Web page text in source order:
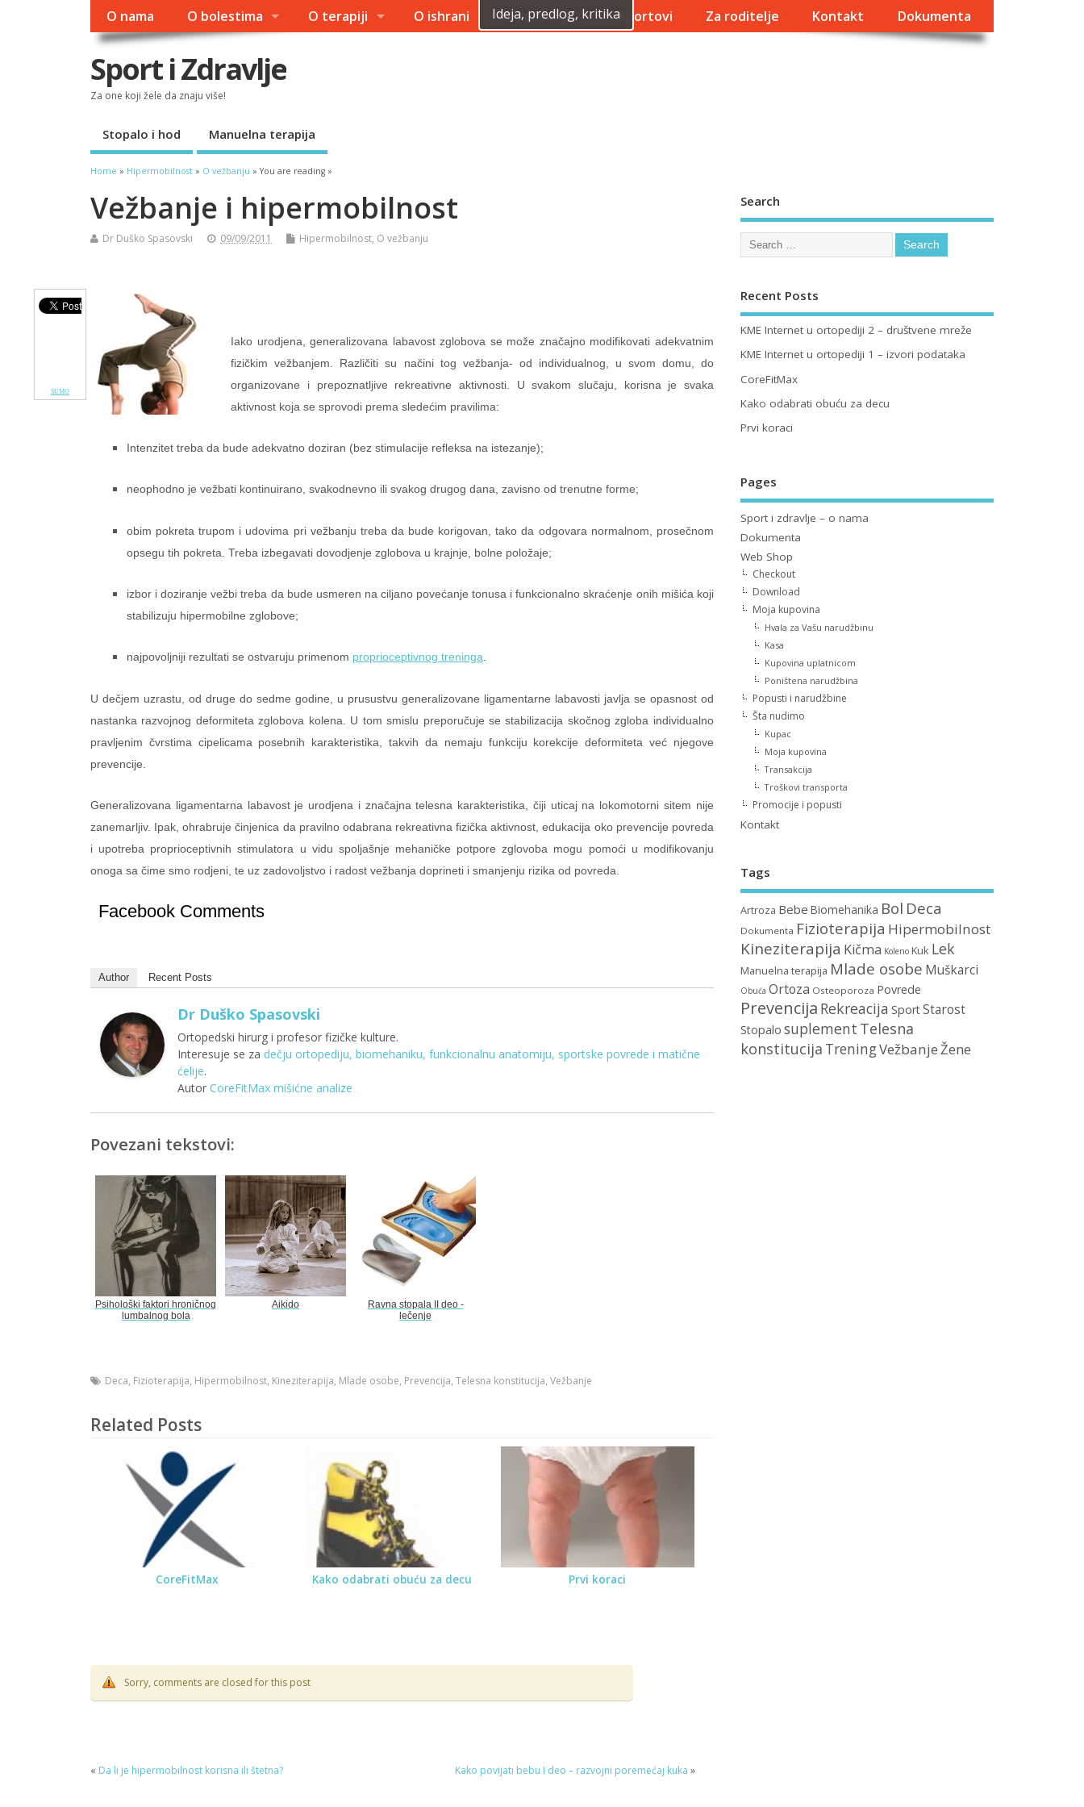
O nama O bolestima O terapiji O ishrani O vežbanju Sportovi Za roditelje Kontakt Dokumenta
Sport i Zdravlje
Za one koji žele da znaju više!
Stopalo i hod Manuelna terapija
Home » Hipermobilnost » O vežbanju » You are reading »
Vežbanje i hipermobilnost
Dr Duško Spasovski 09/09/2011 Hipermobilnost, O vežbanju
SUMO
Iako urodjena, generalizovana labavost zglobova se može značajno modifikovati adekvatnim
fizičkim vežbanjem. Različiti su načini tog vežbanja- od individualnog, u svom domu, do
organizovane i prepoznatljive rekreativne aktivnosti. U svakom slučaju, korisna je svaka
aktivnost koja se sprovodi prema sledećim pravilima:
Intenzitet treba da bude adekvatno doziran (bez stimulacije refleksa na istezanje);
neophodno je vežbati kontinuirano, svakodnevno ili svakog drugog dana, zavisno od trenutne forme;
obim pokreta trupom i udovima pri vežbanju treba da bude korigovan, tako da odgovara normalnom, prosečnom
opsegu tih pokreta. Treba izbegavati dovodjenje zglobova u krajnje, bolne položaje;
izbor i doziranje vežbi treba da bude usmeren na ciljano povećanje tonusa i funkcionalno skraćenje onih mišića koji
stabilizuju hipermobilne zglobove;
najpovoljniji rezultati se ostvaruju primenom proprioceptivnog treninga.
U dečjem uzrastu, od druge do sedme godine, u prusustvu generalizovane ligamentarne labavosti javlja se opasnost od
nastanka razvojnog deformiteta zglobova kolena. U tom smislu preporučuje se stabilizacija skočnog zgloba individualno
pravljenim čvrstima cipelicama posebnih karakteristika, takvih da nemaju funkciju korekcije deformiteta već njegove
prevencije.
Generalizovana ligamentarna labavost je urodjena i značajna telesna karakteristika, čiji uticaj na lokomotorni sitem nije
zanemarljiv. Ipak, ohrabruje činjenica da pravilno odabrana rekreativna fizička aktivnost, edukacija oko prevencije povreda
i upotreba proprioceptivnih stimulatora u vidu spoljašnje mehaničke potpore zglovoba mogu pomoći u modifikovanju
onoga sa čime smo rodjeni, te uz zadovoljstvo i radost vežbanja doprineti i smanjenju rizika od povreda.
Facebook Comments
Author Recent Posts
Dr Duško Spasovski
Ortopedski hirurg i profesor fizičke kulture.
Interesuje se za dečju ortopediju, biomehaniku, funkcionalnu anatomiju, sportske povrede i matične
ćelije.
Autor CoreFitMax mišićne analize
Povezani tekstovi:
Psihološki faktori hroničnog
lumbalnog bola
Aikido
Ravna stopala II deo -
lečenje
Deca, Fizioterapija, Hipermobilnost, Kineziterapija, Mlade osobe, Prevencija, Telesna konstitucija, Vežbanje
Related Posts
CoreFitMax Kako odabrati obuću za decu Prvi koraci
Sorry, comments are closed for this post
« Da li je hipermobilnost korisna ili štetna? Kako povijati bebu I deo – razvojni poremećaj kuka »
Search
Recent Posts
KME Internet u ortopediji 2 – društvene mreže
KME Internet u ortopediji 1 – izvori podataka
CoreFitMax
Kako odabrati obuću za decu
Prvi koraci
Pages
Sport i zdravlje – o nama
Dokumenta
Web Shop
Checkout
Download
Moja kupovina
Hvala za Vašu narudžbinu
Kasa
Kupovina uplatnicom
Poništena narudžbina
Popusti i narudžbine
Šta nudimo
Kupac
Moja kupovina
Transakcija
Troškovi transporta
Promocije i popusti
Kontakt
Tags
Artroza Bebe Biomehanika Bol Deca
Dokumenta Fizioterapija Hipermobilnost
Kineziterapija Kičma Koleno Kuk Lek
Manuelna terapija Mlade osobe Muškarci
Obuća Ortoza Osteoporoza Povrede
Prevencija Rekreacija SportStarost
Stopalo suplement Telesna
konstitucija TreningVežbanjeŽene
Ideja, predlog, kritika